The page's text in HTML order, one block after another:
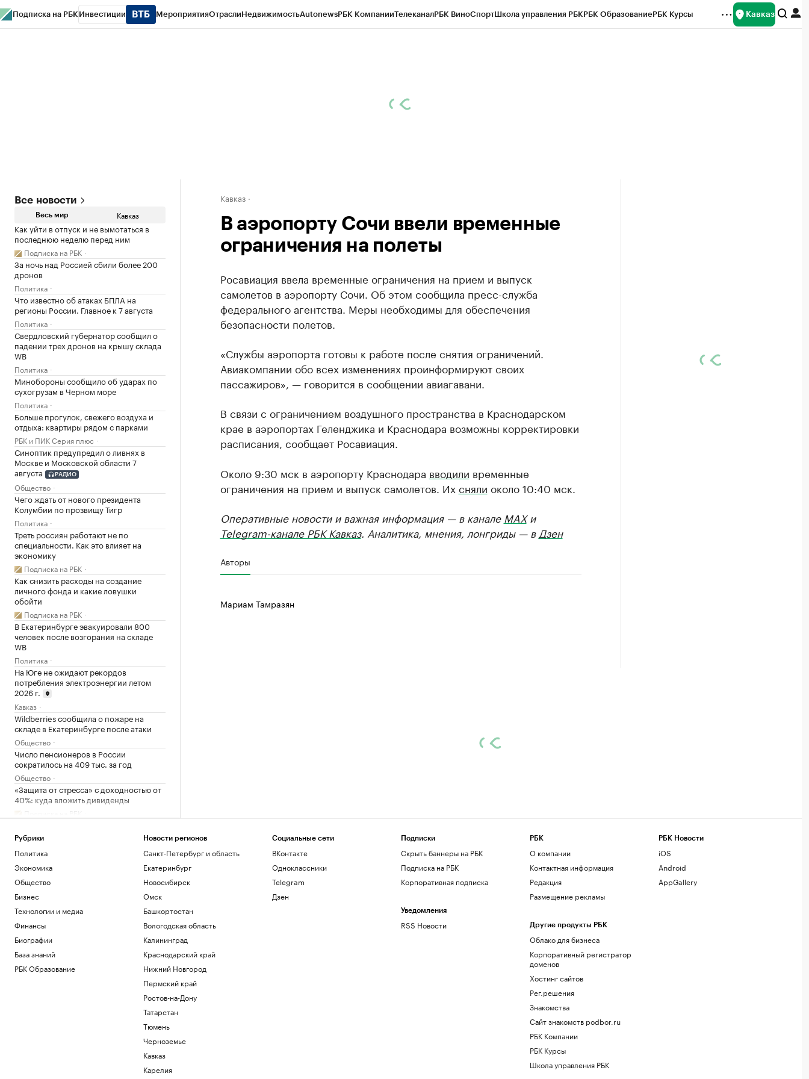
Подписка на РБК Инвестиции МероприятияОтраслиНедвижимостьAutonewsРБК КомпанииТелеканалРБК ВиноСпортШкола управления РБКРБК ОбразованиеРБК Курсы Кавказ
Все новости
Весь мир Кавказ
Как уйти в отпуск и не вымотаться в
последнюю неделю перед ним
Подписка на РБК
За ночь над Россией сбили более 200
дронов
Политика
Что известно об атаках БПЛА на
регионы России. Главное к 7 августа
Политика
Свердловский губернатор сообщил о
падении трех дронов на крышу склада
WB
Политика
Минобороны сообщило об ударах по
сухогрузам в Черном море
Политика
Больше прогулок, свежего воздуха и
отдыха: квартиры рядом с парками
РБК и ПИК Серия плюс
Синоптик предупредил о ливнях в
Москве и Московской области 7
августа
РАДИО
Общество
Чего ждать от нового президента
Колумбии по прозвищу Тигр
Политика
Треть россиян работают не по
специальности. Как это влияет на
экономику
Подписка на РБК
Как снизить расходы на создание
личного фонда и какие ловушки
обойти
Подписка на РБК
В Екатеринбурге эвакуировали 800
человек после возгорания на складе
WB
Политика
На Юге не ожидают рекордов
потребления электроэнергии летом
2026 г.
Кавказ
Wildberries сообщила о пожаре на
складе в Екатеринбурге после атаки
Общество
Число пенсионеров в России
сократилось на 409 тыс. за год
Общество
«Защита от стресса» с доходностью от
40%: куда вложить дивиденды
реализуемых прорывных
инвестпроектов
Кавказ
Соглашение о партнерстве ЕАЭС и ОАЭ
вступит в силу 6 октября
Политика
Как Ходынка стала новым центром
притяжения
РБК и Stone
Reuters узнал о просьбе США
освободить осужденного в России
Политика
Премьера «Одиссеи» увеличила спрос
Кавказ
В аэропорту Сочи ввели временные
ограничения на полеты
Росавиация ввела временные ограничения на прием и выпуск
самолетов в аэропорту Сочи. Об этом сообщила пресс-служба
федерального агентства. Меры необходимы для обеспечения
безопасности полетов.
«Службы аэропорта готовы к работе после снятия ограничений.
Авиакомпании обо всех изменениях проинформируют своих
пассажиров», — говорится в сообщении авиагавани.
В связи с ограничением воздушного пространства в Краснодарском
крае в аэропортах Геленджика и Краснодара возможны корректировки
расписания, сообщает Росавиация.
Около 9:30 мск в аэропорту Краснодара вводили временные
ограничения на прием и выпуск самолетов. Их сняли около 10:40 мск.
Оперативные новости и важная информация — в канале MAXи
Telegram-канале РБК Кавказ. Аналитика, мнения, лонгриды — в Дзен
Авторы
Мариам Тамразян
Рубрики
Политика
Экономика
Общество
Бизнес
Технологии и медиа
Финансы
Биографии
База знаний
РБК Образование
Новости регионов
Санкт-Петербург и область
Екатеринбург
Новосибирск
Омск
Башкортостан
Вологодская область
Калининград
Краснодарский край
Нижний Новгород
Пермский край
Ростов-на-Дону
Татарстан
Тюмень
Черноземье
Кавказ
Карелия
Социальные сети
ВКонтакте
Одноклассники
Telegram
Дзен
Подписки
Скрыть баннеры на РБК
Подписка на РБК
Корпоративная подписка
Уведомления
RSS Новости
РБК
О компании
Контактная информация
Редакция
Размещение рекламы
Другие продукты РБК
Облако для бизнеса
Корпоративный регистратор
доменов
Хостинг сайтов
Рег.решения
Знакомства
Сайт знакомств podbor.ru
РБК Компании
РБК Курсы
Школа управления РБК
РБК Новости
iOS
Android
AppGallery